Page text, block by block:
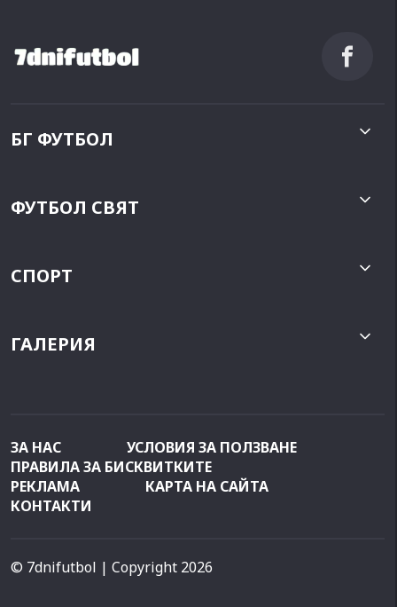
БГ ФУТБОЛ
ФУТБОЛ СВЯТ
СПОРТ
ГАЛЕРИЯ
ЗА НАС
УСЛОВИЯ ЗА ПОЛЗВАНЕ
ПРАВИЛА ЗА БИСКВИТКИТЕ
РЕКЛАМА
КАРТА НА САЙТА
КОНТАКТИ
© 7dnifutbol | Copyright 2026